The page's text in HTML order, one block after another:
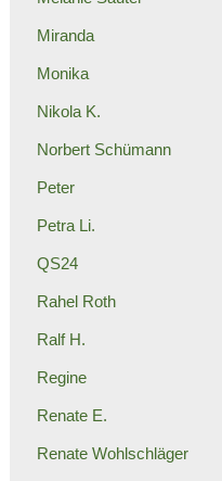
Miranda
Monika
Nikola K.
Norbert Schümann
Peter
Petra Li.
QS24
Rahel Roth
Ralf H.
Regine
Renate E.
Renate Wohlschläger